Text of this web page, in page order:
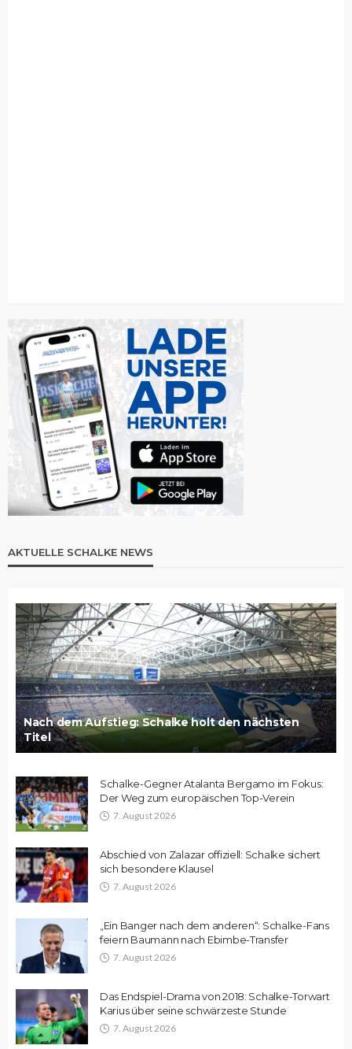
AKTUELLE SCHALKE NEWS
Nach dem Aufstieg: Schalke holt den nächsten
Titel
Schalke-Gegner Atalanta Bergamo im Fokus:
Der Weg zum europäischen Top-Verein
7. August 2026
Abschied von Zalazar offiziell: Schalke sichert
sich besondere Klausel
7. August 2026
„Ein Banger nach dem anderen“: Schalke-Fans
feiern Baumann nach Ebimbe-Transfer
7. August 2026
Das Endspiel-Drama von 2018: Schalke-Torwart
Karius über seine schwärzeste Stunde
7. August 2026